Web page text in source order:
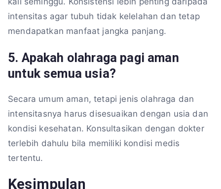
intensitas agar tubuh tidak kelelahan dan tetap
mendapatkan manfaat jangka panjang.
5. Apakah olahraga pagi aman
untuk semua usia?
Secara umum aman, tetapi jenis olahraga dan
intensitasnya harus disesuaikan dengan usia dan
kondisi kesehatan. Konsultasikan dengan dokter
terlebih dahulu bila memiliki kondisi medis
tertentu.
Kesimpulan